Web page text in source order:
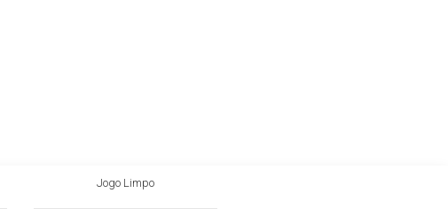
Jogo Limpo